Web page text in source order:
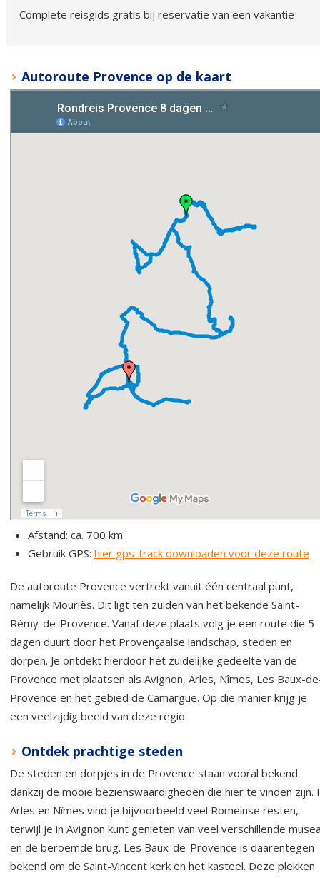
Complete reisgids gratis bij reservatie van een vakantie
Autoroute Provence op de kaart
Afstand: ca. 700 km
Gebruik GPS: hier gps-track downloaden voor deze route
De autoroute Provence vertrekt vanuit één centraal punt,
namelijk Mouriès. Dit ligt ten zuiden van het bekende Saint-
Rémy-de-Provence. Vanaf deze plaats volg je een route die 5
dagen duurt door het Provençaalse landschap, steden en
dorpen. Je ontdekt hierdoor het zuidelijke gedeelte van de
Provence met plaatsen als Avignon, Arles, Nîmes, Les Baux-
Provence en het gebied de Camargue. Op die manier krijg je
een veelzijdig beeld van deze regio.
Ontdek prachtige steden
De steden en dorpjes in de Provence staan vooral bekend
dankzij de mooie bezienswaardigheden die hier te vinden zijn.
Arles en Nîmes vind je bijvoorbeeld veel Romeinse resten,
terwijl je in Avignon kunt genieten van veel verschillende
en de beroemde brug. Les Baux-de-Provence is daarentegen
bekend om de Saint-Vincent kerk en het kasteel. Deze plekken